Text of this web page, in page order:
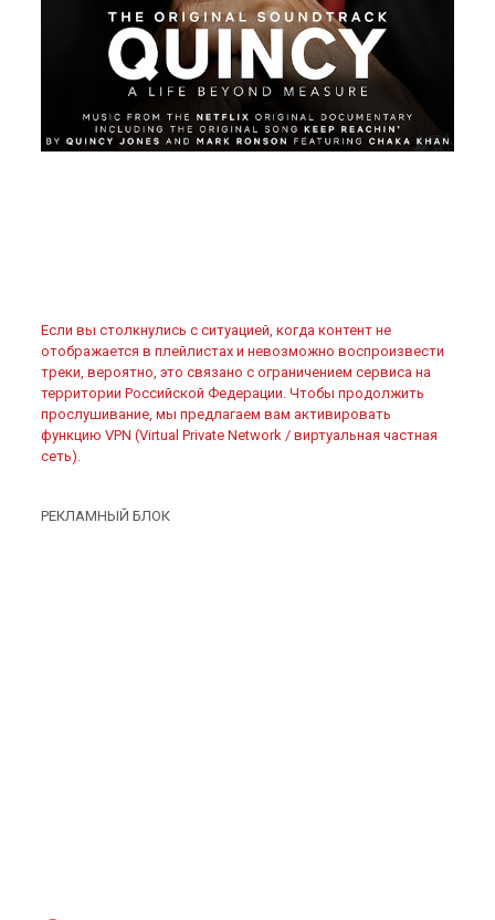
Если вы столкнулись с ситуацией, когда контент не
отображается в плейлистах и невозможно воспроизвести
треки, вероятно, это связано с ограничением сервиса на
территории Российской Федерации. Чтобы продолжить
прослушивание, мы предлагаем вам активировать
функцию VPN (Virtual Private Network / виртуальная частная
сеть).
РЕКЛАМНЫЙ БЛОК